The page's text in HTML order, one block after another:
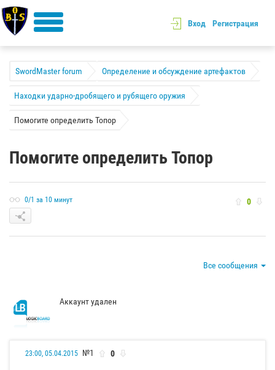
Вход Регистрация
SwordMaster forum Определение и обсуждение артефактов
Находки ударно-дробящего и рубящего оружия
Помогите определить Топор
Помогите определить Топор
0/1 за 10 минут 0
Все сообщения
Аккаунт удален
23:00, 05.04.2015 №1 0